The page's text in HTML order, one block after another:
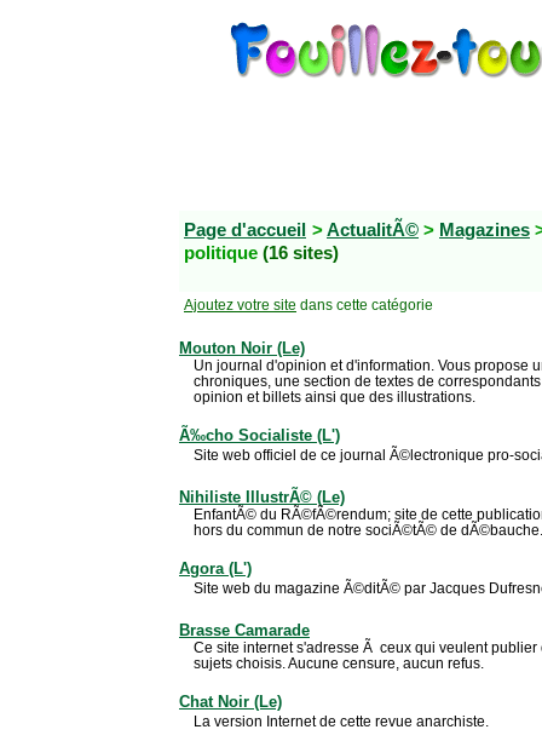
Page d'accueil >ActualitÃ© > Magazines
politique (16 sites)
Ajoutez votre site dans cette catégorie
Mouton Noir (Le)
Un journal d'opinion et d'information. Vous propose
chroniques, une section de textes de
opinion et billets ainsi que des illustrations.
Ã‰cho Socialiste (L')
Site web officiel de ce journal Ã©lectronique pro-
Nihiliste IllustrÃ© (Le)
EnfantÃ© du RÃ©fÃ©rendum; site de cette
hors du commun de notre sociÃ©tÃ© de dÃ©bauche.
Agora (L')
Site web du magazine Ã©ditÃ© par Jacques
Brasse Camarade
Ce site internet s'adresse Ã ceux qui veulent
sujets choisis. Aucune censure, aucun refus.
Chat Noir (Le)
La version Internet de cette revue anarchiste.